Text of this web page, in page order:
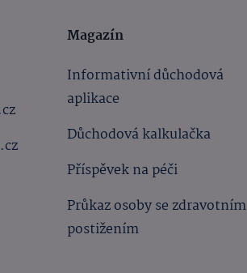
Magazín
Informativní důchodová
aplikace
Důchodová kalkulačka
Příspěvek na péči
Průkaz osoby se zdravotním
postižením